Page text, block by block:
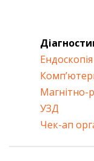
Ендоскопія
Магнітно-
УЗД
Чек-ап